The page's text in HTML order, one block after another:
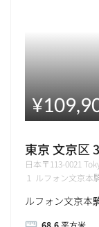
東京 文京区
日本〒113-0021
１ ルフォン文京本
ルフォン文京本
68.6平方米